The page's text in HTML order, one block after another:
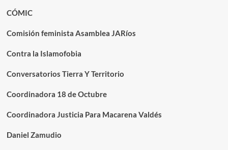
CÓMIC
Comisión feminista Asamblea JARíos
Contra la Islamofobia
Conversatorios Tierra Y Territorio
Coordinadora 18 de Octubre
Coordinadora Justicia Para Macarena Valdés
Daniel Zamudio